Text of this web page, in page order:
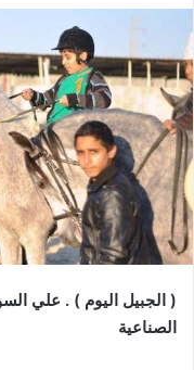
( الجبيل اليوم ) . علي
الصناعية